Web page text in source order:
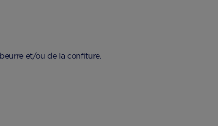
et/ou de la confiture.